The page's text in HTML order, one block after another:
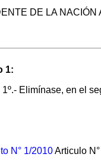
DE LA NACIÓN
1:
Elimínase, en el
N° 1/2010Articulo N°